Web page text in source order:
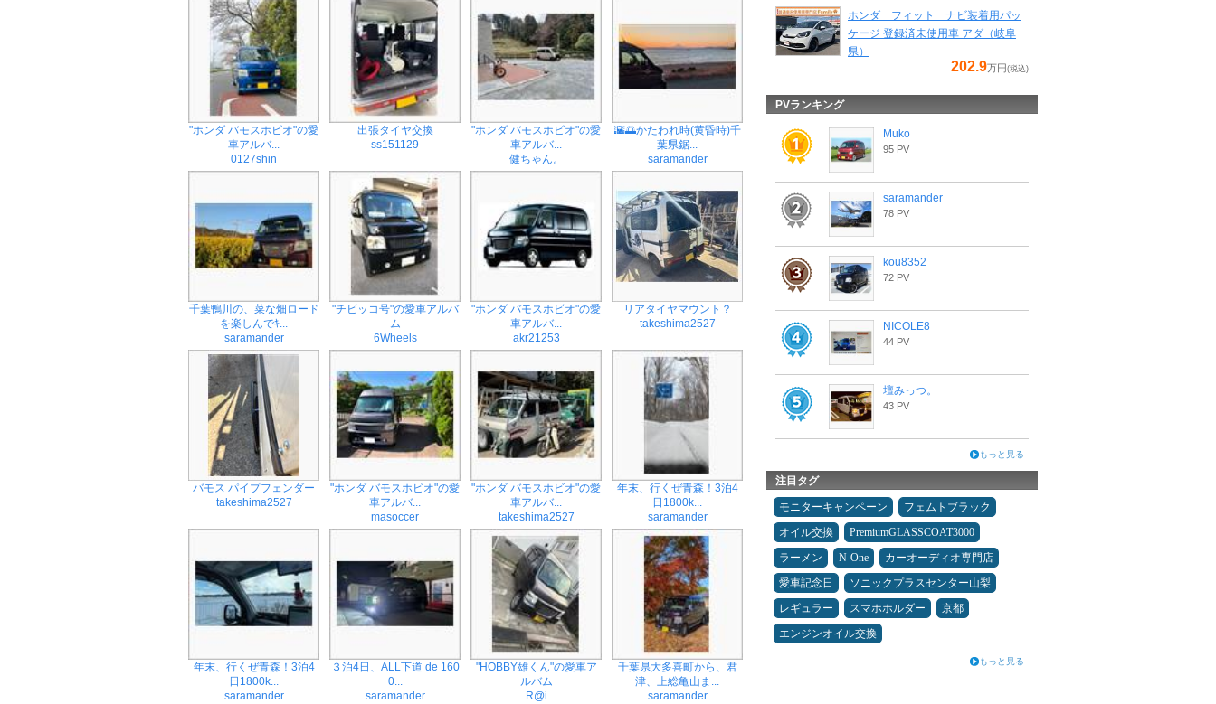
"ホンダ バモスホビオ"の愛
車アルバ...
0127shin
出張タイヤ交換
ss151129
"ホンダ バモスホビオ"の愛
車アルバ...
健ちゃん。
🌇🌅かたわれ時(黄昏時)千
葉県鋸...
saramander
千葉鴨川の、菜な畑ロード
を楽しんでｷ...
saramander
"チビッコ号"の愛車アルバ
ム
6Wheels
"ホンダ バモスホビオ"の愛
車アルバ...
akr21253
リアタイヤマウント？
takeshima2527
バモス パイプフェンダー
takeshima2527
"ホンダ バモスホビオ"の愛
車アルバ...
masoccer
"ホンダ バモスホビオ"の愛
車アルバ...
takeshima2527
年末、行くぜ青森！3泊4
日1800k...
saramander
年末、行くぜ青森！3泊4
日1800k...
saramander
３泊4日、ALL下道 de 160
0...
saramander
"HOBBY雄くん"の愛車ア
ルバム
R@i
千葉県大多喜町から、君
津、上総亀山ま...
saramander
ホンダ フィット ナビ装着用パッ
ケージ 登録済未使用車 アダ（岐阜
県）
202.9万円 (税込)
PVランキング
Muko
95 PV
saramander
78 PV
kou8352
72 PV
NICOLE8
44 PV
壇みっつ。
43 PV
もっと見る
注目タグ
モニターキャンペーン
フェムトブラック
オイル交換
PremiumGLASSCOAT3000
ラーメン
N-One
カーオーディオ専門店
愛車記念日
ソニックプラスセンター山梨
レギュラー
スマホホルダー
京都
エンジンオイル交換
もっと見る